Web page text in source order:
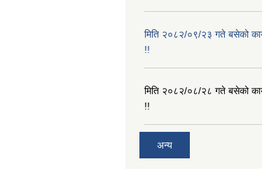
मिति २०८२/०९/२३ गते बसेको
!!
मिति २०८२/०८/२८ गते बसेको
!!
अन्य